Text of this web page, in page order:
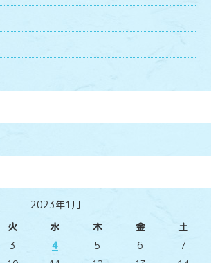
2023年1月
火 水 木 金 土
3 4 5 6
7